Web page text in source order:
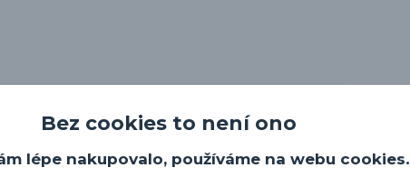
Bez cookies to není ono
lépe nakupovalo, používáme na webu cookies.